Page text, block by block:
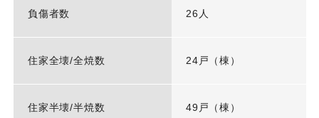
負傷者数 26人
住家全壊/全焼数 24戸（棟）
住家半壊/半焼数 49戸（棟）